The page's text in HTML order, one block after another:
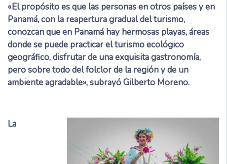
«El propósito es que las personas en otros países y en
Panamá, con la reapertura gradual del turismo,
conozcan que en Panamá hay hermosas playas, áreas
donde se puede practicar el turismo ecológico
geográfico, disfrutar de una exquisita gastronomía,
pero sobre todo del folclor de la región y de un
ambiente agradable», subrayó Gilberto Moreno.
La